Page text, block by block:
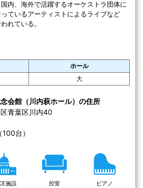
内、海外で活躍するオーケストラ団体に
ているアーティストによるライブなど
れている。
ホール
大
会館（川内萩ホール）の住所
青葉区川内40
台）
施設 控室 ピアノ